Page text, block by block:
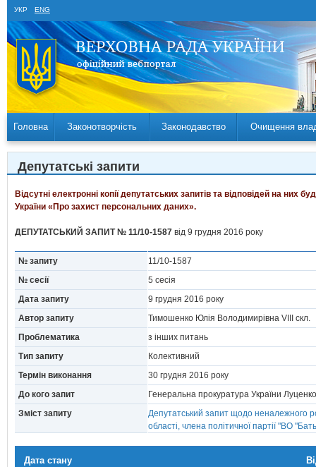
УКР ENG
Головна Законотворчість Законодавство Очищення
Депутатські запити
Відсутні електронні копії депутатських запитів та відповідей на
України «Про захист персональних даних».
ДЕПУТАТСЬКИЙ ЗАПИТ № 11/10-1587 від 9 грудня 2016 року
№ запиту
11/10-1587
№ сесії
5 сесія
Дата запиту
9 грудня 2016 року
Автор запиту
Тимошенко Юлія Володимирівна VIII скл.
Проблематика
з інших питань
Тип запиту
Колективний
Термін виконання
30 грудня 2016 року
До кого запит
Генеральна прокуратура України
Зміст запиту
Депутатський запит щодо неналежного
області, члена політичної партії "ВО
Дата стану